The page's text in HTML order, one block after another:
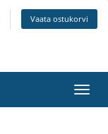
Vaata ostukorvi